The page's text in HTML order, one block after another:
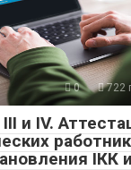
0 722
и IV.
IКК